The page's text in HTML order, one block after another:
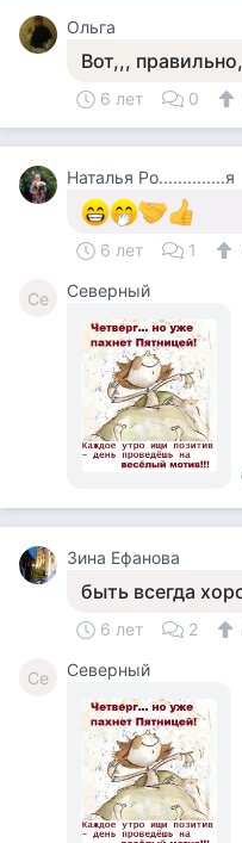
Ольга
Вот,,,
6 лет 0
Наталья Ро..............я
6 лет 1
Се Северный
Зина Ефанова
быть всегда
6 лет 2
Се Северный